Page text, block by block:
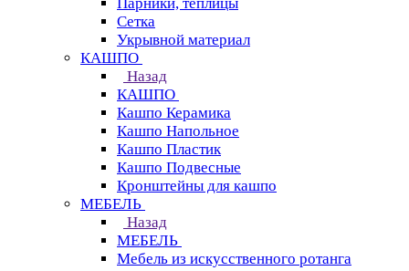
Сетка
Укрывной материал
КАШПО
Назад
КАШПО
Кашпо Керамика
Кашпо Напольное
Кашпо Пластик
Кашпо Подвесные
Кронштейны для кашпо
МЕБЕЛЬ
Назад
МЕБЕЛЬ
Мебель из искусственного ротанга